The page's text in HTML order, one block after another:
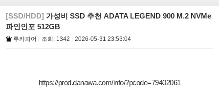
[SSD/HDD] 가성비 SSD 추천 ADATA LEGEND 900 M.2 NVMe
파인인포 512GB
루카피어 조회: 1342 2026-05-31 23:53:04
https://prod.danawa.com/info/?pcode=79402061